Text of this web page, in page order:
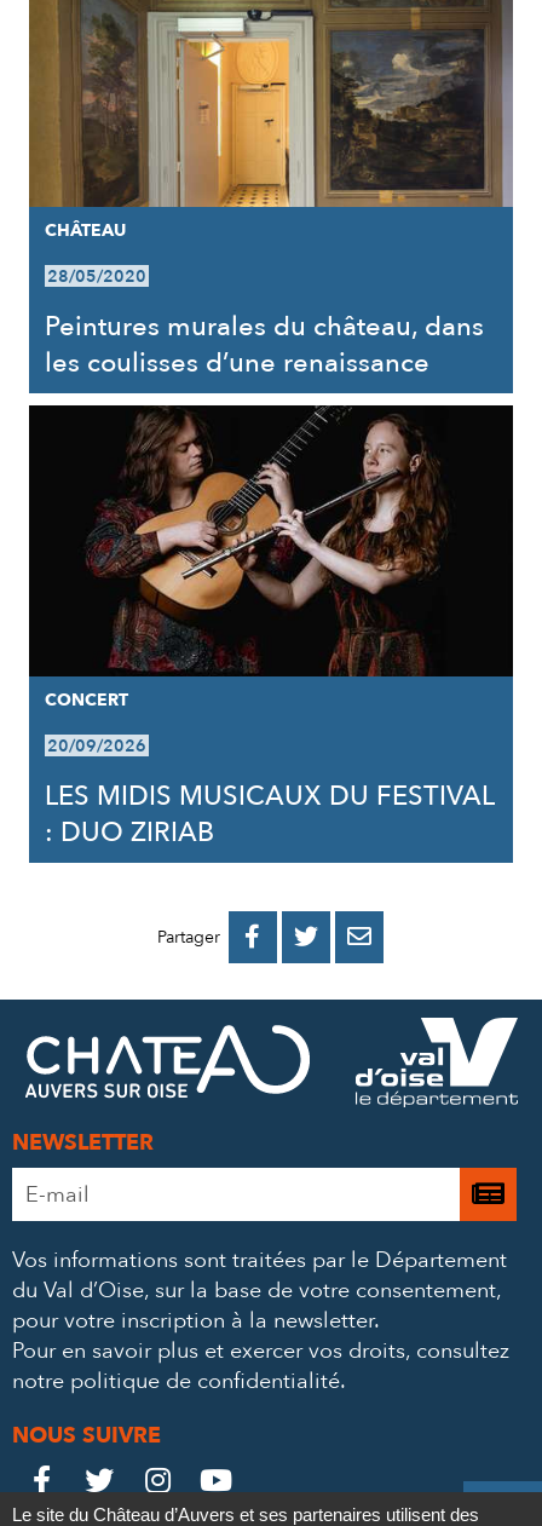
CHÂTEAU
28/05/2020
Peintures murales du château, dans
les coulisses d’une renaissance
CONCERT
20/09/2026
LES MIDIS MUSICAUX DU FESTIVAL
: DUO ZIRIAB
Partager 
PARTAGER
FACEBOOK
PARTAGER
PARTAGER
MAIL
NEWSLETTER
Adresse
e-
*
Je
à
Vos informations sont traitées par le Département
du Val d’Oise, sur la base de votre consentement,
pour votre inscription à la newsletter.
Pour en savoir plus et exercer vos droits, consultez
notre politique de confidentialité.
NOUS SUIVRE
Le

Le

Le

Le

Le site du Château d’Auvers et ses partenaires utilisent des